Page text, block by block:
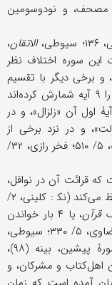
مصحف، و نودوسومین
الاتقان،
آیات این سوره اختلاف نظر
شمار آیات را ۸ دانسته، و برخی دیگر با تقسیم
آیۀ «یَوْمَئِذٍ یَصْدُرُ النّاسُ ... » به دو بخش، آن را ۹ آیه شمارش کرده‌اند
براساس آیۀ اول آن «زلزال»، و در
و در نزد برخی از
مفسران «الزلزلة» شناخته می‌شود (نک‍ : ابن‌عطیه، ۵/ ۵۱۰؛ فخر رازی، ۳۲/
که قرائت آن در نوافل،
انسان را از آفات دنیوی مانند زلزله و صاعقه حفظ می‌کند (نک‍ : کلینی، ۲/
قرآن
، یا ۴ بار خواندن
دانسته شده است (بیضاوی، ۵/ ۳۳۰؛ سیوطی،
همانجا). آغاز این سوره با آیه‌های پایانی سورۀ پیشین، بینه (۹۸)،
اهل‌کتاب و مشرکان، و